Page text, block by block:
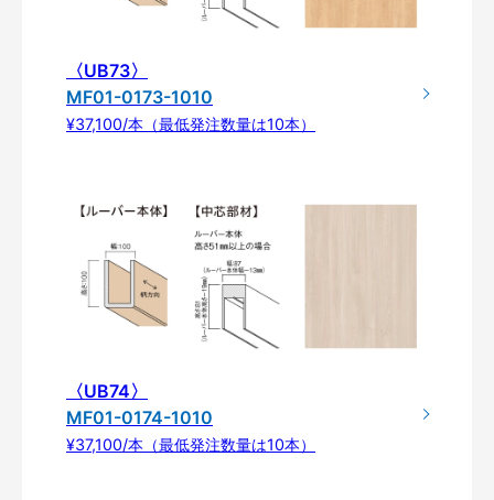
〈UB73〉
MF01-0173-1010
¥37,100/本（最低発注数量は10本）
〈UB74〉
MF01-0174-1010
¥37,100/本（最低発注数量は10本）